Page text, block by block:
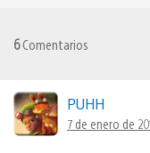
6Comentarios
PUHH
7 de enero de